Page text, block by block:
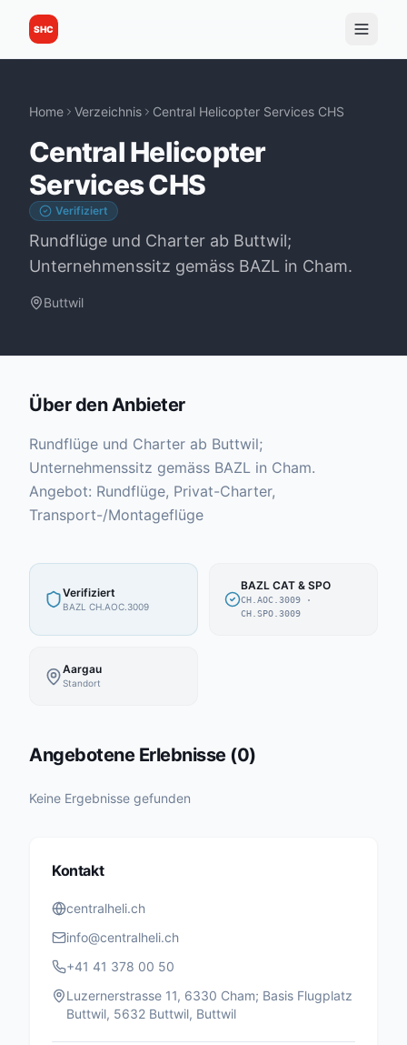
SHC
Home Verzeichnis Central Helicopter Services CHS
Central Helicopter
Services CHS
Verifiziert
Rundflüge und Charter ab Buttwil;
Unternehmenssitz gemäss BAZL in Cham.
Buttwil
Über den Anbieter
Rundflüge und Charter ab Buttwil;
Unternehmenssitz gemäss BAZL in Cham.
Angebot: Rundflüge, Privat-Charter,
Transport-/Montageflüge
Verifiziert
BAZL CH.AOC.3009
BAZL CAT & SPO
CH.AOC.3009·
CH.SPO.3009
Aargau
Standort
Angebotene Erlebnisse(0)
Keine Ergebnisse gefunden
Kontakt
centralheli.ch
info@centralheli.ch
+41 41 378 00 50
Luzernerstrasse 11, 6330 Cham; Basis Flugplatz
Buttwil, 5632 Buttwil, Buttwil